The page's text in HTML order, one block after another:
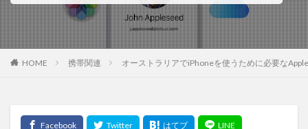
HOME 携帯関連 オーストラリアでiPhoneを使うために必要な